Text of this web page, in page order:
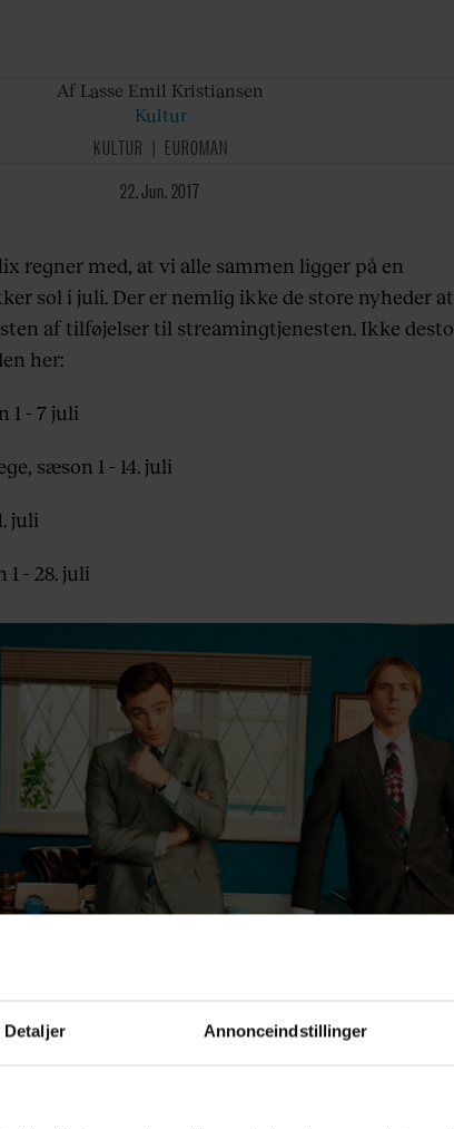
Detaljer Annonceindstillinger
Af Lasse Emil Kristiansen
Kultur
KULTUR
EUROMAN
22. Jun. 2017
regner med, at vi alle sammen ligger på en
sol i juli. Der er nemlig ikke de store nyheder at
af tilføjelser til streamingtjenesten. Ikke desto
her:
1 - 7 juli
sæson 1 - 14. juli
juli
- 28. juli